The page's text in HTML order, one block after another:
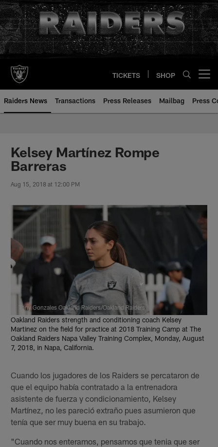
Skip
to
main
content
TICKETS SHOP
Raiders News Transactions Press Releases Mailbag Press
Kelsey Martínez Rompe
Barreras
Aug 15, 2018 at 12:00 PM
Tony Gonzales Oakland Raiders/Oakland Raiders
Oakland Raiders strength and conditioning coach Kelsey
Martinez on the field for practice at 2018 Training Camp at The
Oakland Raiders Napa Valley Training Complex, Monday, August
7, 2018, in Napa, California.
Cuando los jugadores de los Raiders se percataron de
que el equipo había contratado a la entrenadora
asistente de fuerza y condicionamiento, Kelsey
Martínez, no les pareció extraño pues asumieron que
tenía que ser muy buena en su trabajo.
"Cuando nos enteramos, pensamos que tenia que ser